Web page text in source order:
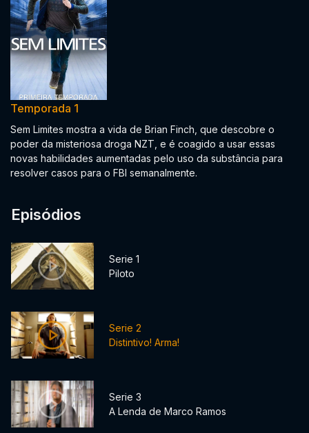
Temporada 1
Sem Limites mostra a vida de Brian Finch, que descobre o
poder da misteriosa droga NZT, e é coagido a usar essas
novas habilidades aumentadas pelo uso da substância para
resolver casos para o FBI semanalmente.
Episódios
Serie 1
Piloto
Serie 2
Distintivo! Arma!
Serie 3
A Lenda de Marco Ramos